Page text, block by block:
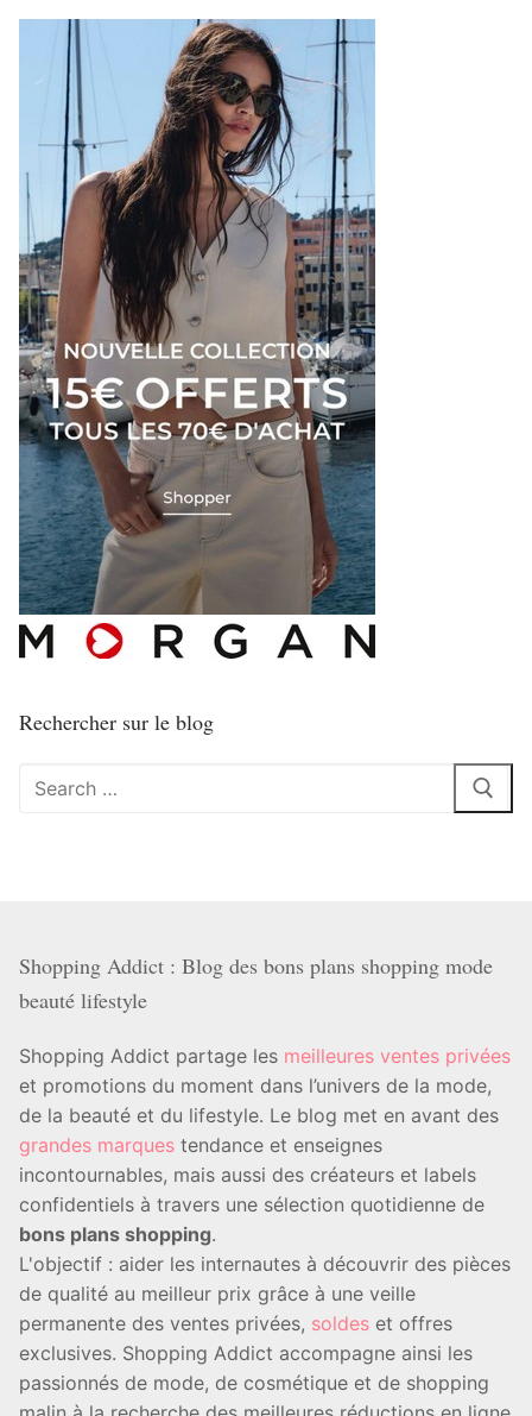
Rechercher sur le blog
Rechercher
Shopping Addict : Blog des bons plans shopping mode
beauté lifestyle
Shopping Addict partage les meilleures ventes privées
et promotions du moment dans l’univers de la mode,
de la beauté et du lifestyle. Le blog met en avant des
grandes marques tendance et enseignes
incontournables, mais aussi des créateurs et labels
confidentiels à travers une sélection quotidienne de
bons plans shopping.
L'objectif : aider les internautes à découvrir des pièces
de qualité au meilleur prix grâce à une veille
permanente des ventes privées, soldes et offres
exclusives. Shopping Addict accompagne ainsi les
passionnés de mode, de cosmétique et de shopping